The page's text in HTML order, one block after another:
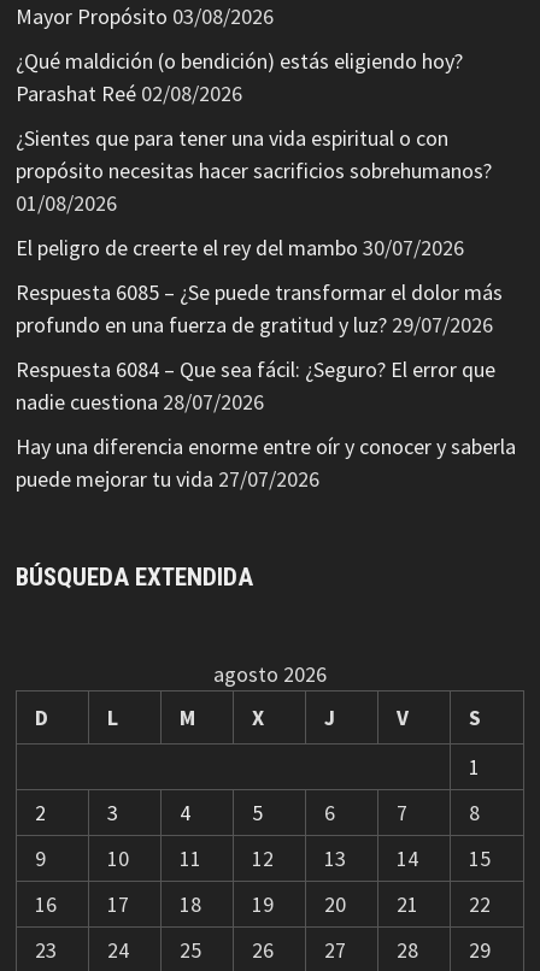
Mayor Propósito 03/08/2026
¿Qué maldición (o bendición) estás eligiendo hoy?
Parashat Reé 02/08/2026
¿Sientes que para tener una vida espiritual o con
propósito necesitas hacer sacrificios sobrehumanos?
01/08/2026
El peligro de creerte el rey del mambo 30/07/2026
Respuesta 6085 – ¿Se puede transformar el dolor más
profundo en una fuerza de gratitud y luz? 29/07/2026
Respuesta 6084 – Que sea fácil: ¿Seguro? El error que
nadie cuestiona 28/07/2026
Hay una diferencia enorme entre oír y conocer y saberla
puede mejorar tu vida 27/07/2026
BÚSQUEDA EXTENDIDA
agosto 2026
D
L M X J V
S
1
2
3 4 5 6 7
8
9
10 11 12 13 14
15
16
17 18 19 20 21
22
23
24 25 26 27 28
29